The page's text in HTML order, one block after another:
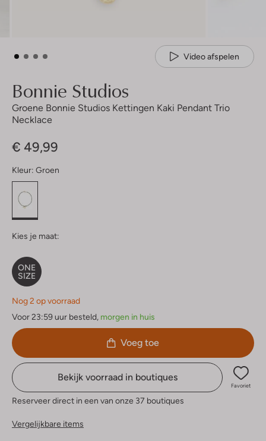
Video afspelen
Bonnie Studios
Groene Bonnie Studios Kettingen Kaki Pendant Trio
Necklace
€ 49,99
Kleur: Groen
Kies je maat:
ONE
SIZE
Nog 2 op voorraad
Voor 23:59 uur besteld, morgen in huis
Voeg toe
Bekijk voorraad in boutiques
Favoriet
Reserveer direct in een van onze 37 boutiques
Vergelijkbare items